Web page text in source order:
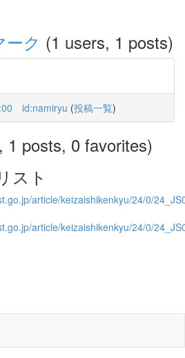
ク (1 users, 1 posts)
id:namiryu (投稿一覧)
1 posts, 0 favorites)
スト
article/keizaishikenkyu/24/0/
article/keizaishikenkyu/24/0/